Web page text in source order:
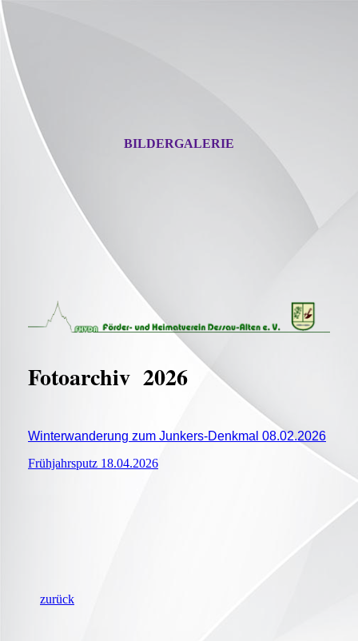
BILDERGALERIE
Fotoarchiv 2026
Winterwanderung zum Junkers-Denkmal 08.02.2026
Frühjahrsputz 18.04.2026
zurück